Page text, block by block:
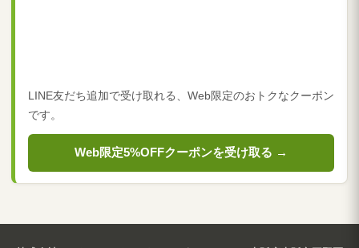
LINE友だち追加で受け取れる、Web限定のおトクなクーポン
です。
Web限定5%OFFクーポンを受け取る →